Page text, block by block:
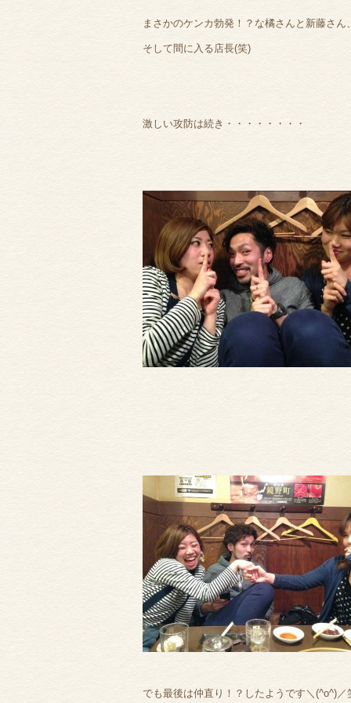
まさかのケンカ勃発！？な橘さんと新藤さん
そして間に入る店長(笑)
激しい攻防は続き・・・・・・・・
でも最後は仲直り！？したようです＼(^o^)／